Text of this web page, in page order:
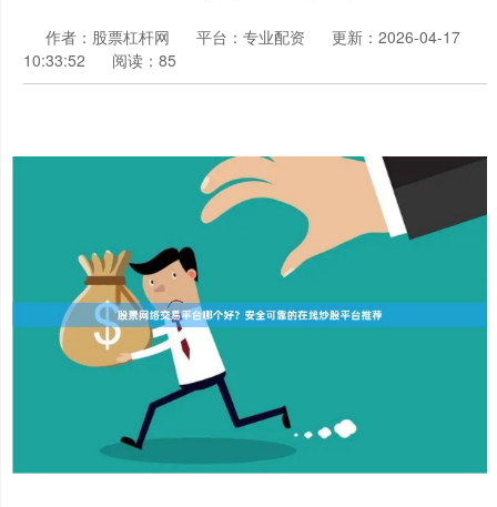
作者：股票杠杆网 平台：专业配资
更新：2026-04-17
10:33:52
阅读：85